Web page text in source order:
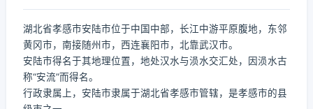
湖北省孝感市安陆市位于中国中部，长江中游平原腹地，东邻
黄冈市，南接随州市，西连襄阳市，北靠武汉市。
安陆市得名于其地理位置，地处汉水与涢水交汇处，因涢水古
称“安流”而得名。
行政隶属上，安陆市隶属于湖北省孝感市管辖，是孝感市的县